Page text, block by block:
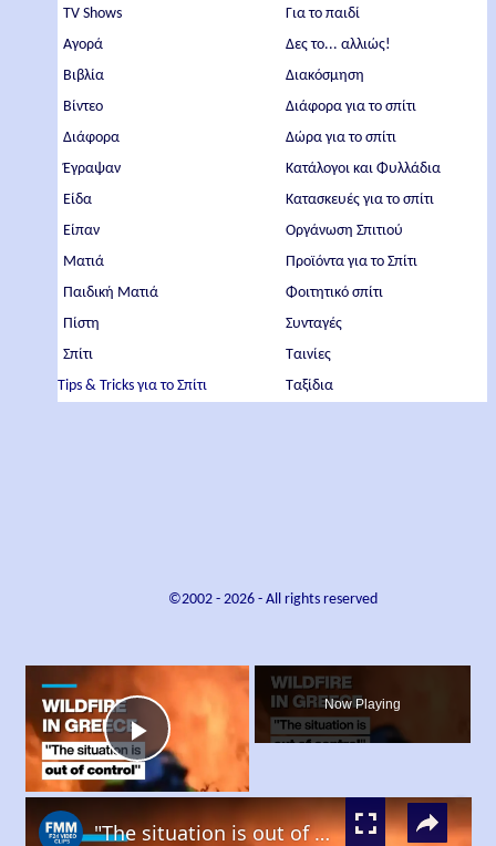
TV Shows
Αγορά
Βιβλία
Βίντεο
Διάφορα
Έγραψαν
Είδα
Είπαν
Ματιά
Παιδική Ματιά
Πίστη
Σπίτι
Tips & Tricks για το Σπίτι
Για το παιδί
Δες το... αλλιώς!
Διακόσμηση
Διάφορα για το σπίτι
Δώρα για το σπίτι
Κατάλογοι και Φυλλάδια
Κατασκευές για το σπίτι
Οργάνωση Σπιτιού
Προϊόντα για το Σπίτι
Φοιτητικό σπίτι
Συνταγές
Ταινίες
Ταξίδια
©2002 - 2026- All rights reserved
×
Play
Video
Now Playing
×
"The situation is out of control": Greek firefighters battle wildfire for fourth day